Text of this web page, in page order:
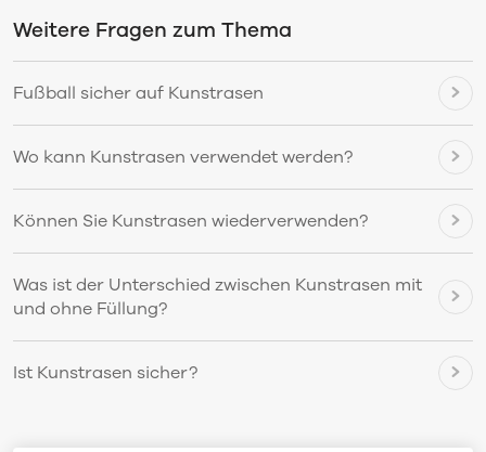
Weitere Fragen zum Thema
Fußball sicher auf Kunstrasen
Wo kann Kunstrasen verwendet werden?
Können Sie Kunstrasen wiederverwenden?
Was ist der Unterschied zwischen Kunstrasen mit
und ohne Füllung?
Ist Kunstrasen sicher?